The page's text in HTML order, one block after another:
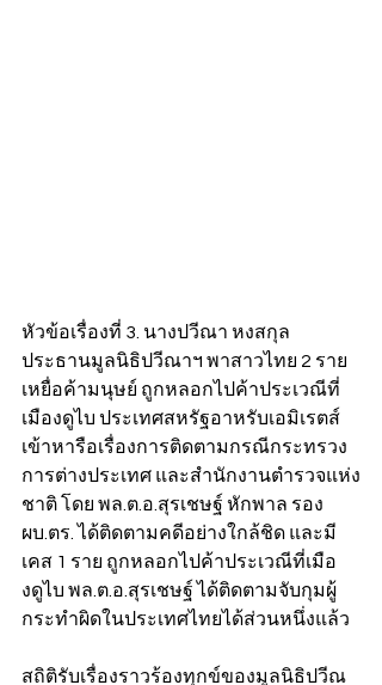
หัวข้อเรื่องที่ 3. นางปวีณา หงสกุล
ประธานมูลนิธิปวีณาฯ พาสาวไทย 2 ราย
เหยื่อค้ามนุษย์ ถูกหลอกไปค้าประเวณีที่
เมืองดูไบ ประเทศสหรัฐอาหรับเอมิเรตส์
เข้าหารือเรื่องการติดตามกรณีกระทรวง
การต่างประเทศ และสำนักงานตำรวจแห่ง
ชาติ โดย พล.ต.อ.สุรเชษฐ์ หักพาล รอง
ผบ.ตร. ได้ติดตามคดีอย่างใกล้ชิด และมี
เคส 1 ราย ถูกหลอกไปค้าประเวณีที่เมือ
งดูไบ พล.ต.อ.สุรเชษฐ์ ได้ติดตามจับกุมผู้
กระทำผิดในประเทศไทยได้ส่วนหนึ่งแล้ว
สถิติรับเรื่องราวร้องทุกข์ของมูลนิธิปวีณ